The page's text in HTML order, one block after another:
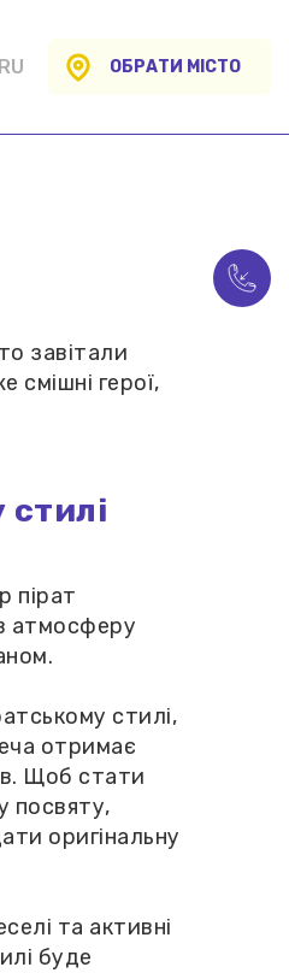
RU ОБРАТИ МІСТО
завітали
смішні герої,
пірат
атмосферу
стилі,
отримає
Щоб стати
посвяту,
оригінальну
та активні
буде